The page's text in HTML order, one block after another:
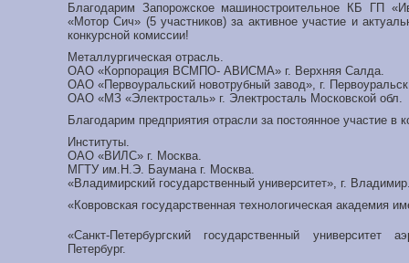
Благодарим Запорожское машиностроительное КБ ГП
«Мотор Сич» (5 участников) за активное участие и
конкурсной комиссии!
Металлургическая отрасль.
ОАО «Корпорация ВСМПО- АВИСМА» г. Верхняя Салда.
ОАО «Первоуральский новотрубный завод», г.
ОАО «МЗ «Электросталь» г. Электросталь Московской обл.
Благодарим предприятия отрасли за постоянное участие в
Институты.
ОАО «ВИЛС» г. Москва.
МГТУ им.Н.Э. Баумана г. Москва.
«Владимирский государственный университет», г.
«Ковровская государственная технологическая академия
«Санкт-Петербургский государственный университет
Петербург.